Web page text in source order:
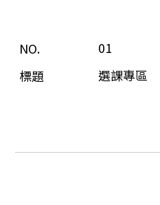
01
選課專區